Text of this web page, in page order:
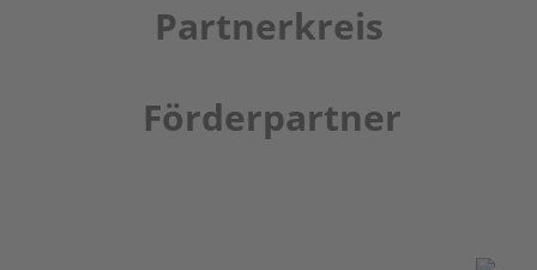
Partnerkreis
Förderpartner